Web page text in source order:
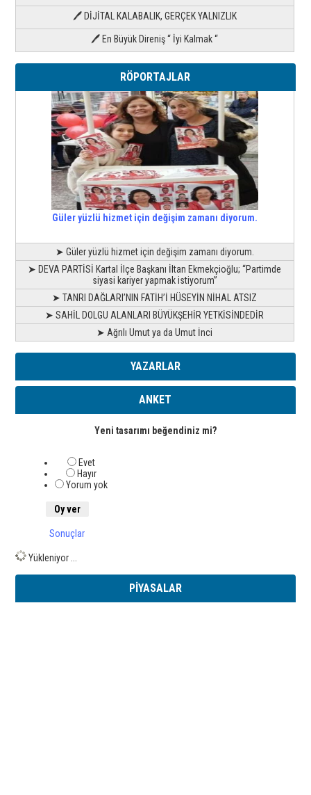
🖊 DİJİTAL KALABALIK, GERÇEK YALNIZLIK
🖊 En Büyük Direniş “ İyi Kalmak “
RÖPORTAJLAR
Güler yüzlü hizmet için değişim zamanı diyorum.
➤ Güler yüzlü hizmet için değişim zamanı diyorum.
➤ DEVA PARTİSİ Kartal İlçe Başkanı İltan Ekmekçioğlu; “Partimde
siyasi kariyer yapmak istiyorum”
➤ TANRI DAĞLARI’NIN FATİH’İ HÜSEYİN NİHAL ATSIZ
➤ SAHİL DOLGU ALANLARI BÜYÜKŞEHİR YETKİSİNDEDİR
➤ Ağrılı Umut ya da Umut İnci
YAZARLAR
ANKET
Yeni tasarımı beğendiniz mi?
Evet
Hayır
Yorum yok
Sonuçlar
Yükleniyor ...
PİYASALAR